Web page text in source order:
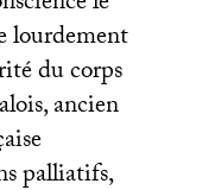
lourdement
du corps
ancien
palliatifs,